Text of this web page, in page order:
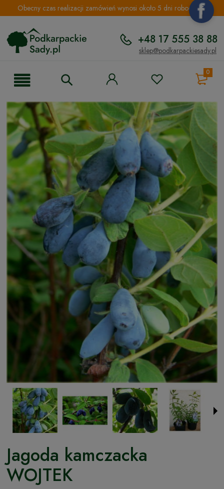
Obecny czas realizacji zamówień wynosi około 5 dni roboczych.
+48 17 555 38 88
sklep@podkarpackiesady.pl
0
Jagoda kamczacka
WOJTEK